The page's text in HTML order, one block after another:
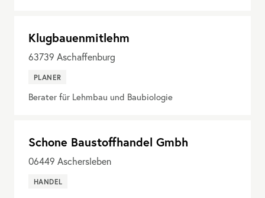
Klugbauenmitlehm
63739 Aschaffenburg
PLANER
Berater für Lehmbau und Baubiologie
Schone Baustoffhandel Gmbh
06449 Aschersleben
HANDEL